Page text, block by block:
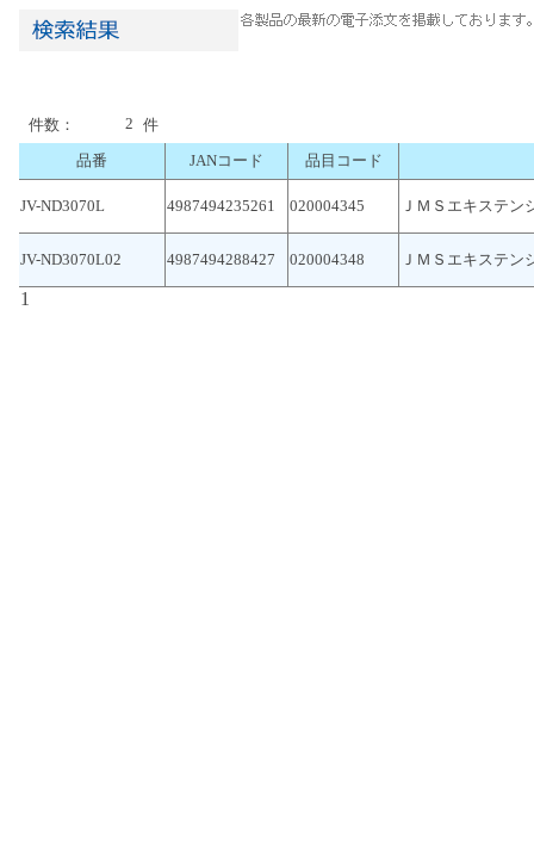
2 件
件数：
品番
JANコード 品目コード
JV-ND3070L 4987494235261 020004345 ＪＭＳエキステン
JV-ND3070L02 4987494288427 020004348 ＪＭＳエキステン
1